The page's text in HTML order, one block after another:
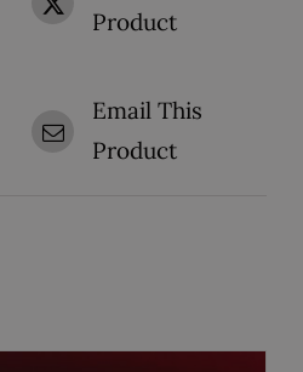
Product
Email This
Product